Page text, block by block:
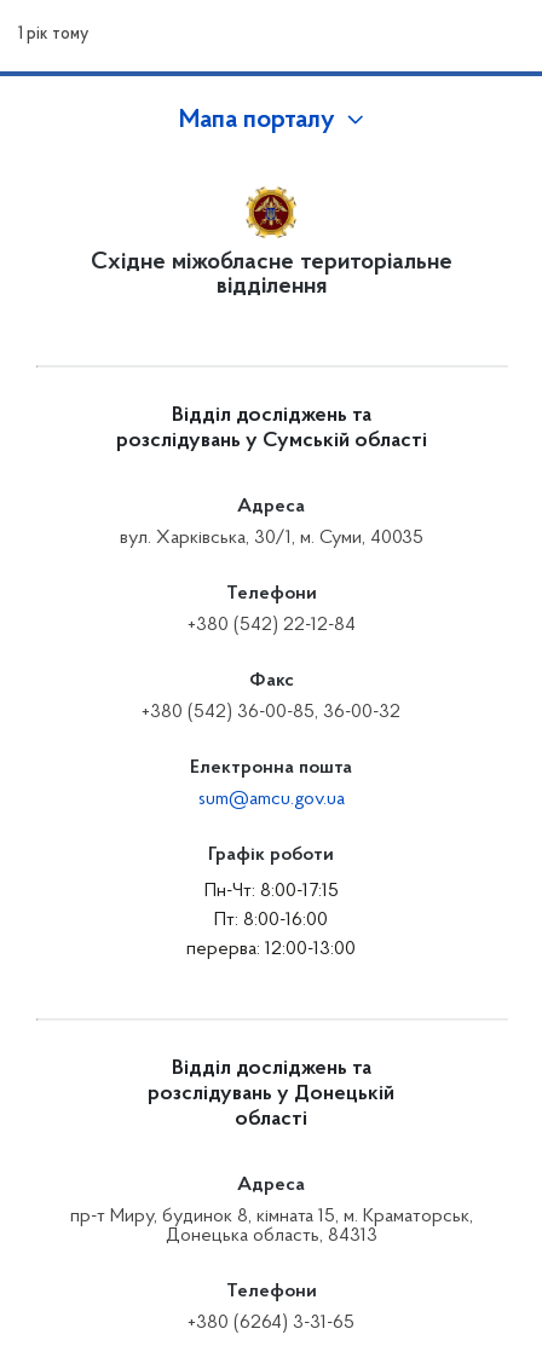
1 рік тому
Мапа порталу
Східне міжобласне територіальне
відділення
Відділ досліджень та
розслідувань у Сумській області
Адреса
вул. Харківська, 30/1, м. Суми, 40035
Телефони
+380 (542) 22-12-84
Факс
+380 (542) 36-00-85, 36-00-32
Електронна пошта
sum@amcu.gov.ua
Графік роботи
Пн-Чт: 8:00-17:15
Пт: 8:00-16:00
перерва: 12:00-13:00
Відділ досліджень та
розслідувань у Донецькій
області
Адреса
пр-т Миру, будинок 8, кімната 15, м. Краматорськ,
Донецька область, 84313
Телефони
+380 (6264) 3-31-65